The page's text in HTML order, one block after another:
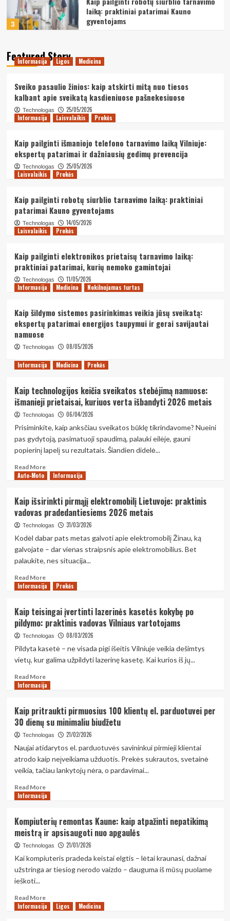
3
laiką: praktiniai patarimai Kauno
gyventojams
Kaip pailginti elektronikos prietaisų
tarnavimo laiką: praktiniai patarimai,
Informacija Medicina Nekilnojamas turtas
Kaip šildymo sistemos pasirinkimas
veikia jūsų sveikatą: ekspertų patarimai
namuose
Informacija Ligos Medicina
Sveiko pasaulio žinios: kaip atskirti
Informacija
Kaip pailginti išmaniojo telefono
prevencija
Laisvalaikis Prekės
Kaip pailginti robotų siurblio tarnavimo
laiką: praktiniai patarimai Kauno
4
Laisvalaikis Prekės
tarnavimo laiką: praktiniai patarimai,
kurių nemoko gamintojai
Kaip šildymo sistemos pasirinkimas
veikia jūsų sveikatą: ekspertų patarimai
energijos taupymui ir gerai savijautai
Featured Story
Informacija Ligos Medicina
Sveiko pasaulio žinios: kaip atskirti mitą nuo tiesos
kalbant apie sveikatą kasdieniuose pašnekesiuose
Technologas
25/05/2026
Informacija
Laisvalaikis Prekės
Kaip pailginti išmaniojo telefono tarnavimo laiką Vilniuje:
ekspertų patarimai ir dažniausių gedimų prevencija
Technologas
25/05/2026
Laisvalaikis
Prekės
Kaip pailginti robotų siurblio tarnavimo laiką: praktiniai
patarimai Kauno gyventojams
Technologas
14/05/2026
Laisvalaikis
Prekės
Kaip pailginti elektronikos prietaisų tarnavimo laiką:
praktiniai patarimai, kurių nemoko gamintojai
Technologas
11/05/2026
Informacija
Medicina Nekilnojamas turtas
Kaip šildymo sistemos pasirinkimas veikia jūsų sveikatą:
ekspertų patarimai energijos taupymui ir gerai savijautai
namuose
Technologas 08/05/2026
Informacija Medicina Prekės
Kaip technologijos keičia sveikatos stebėjimą namuose:
išmanieji prietaisai, kuriuos verta išbandyti 2026 metais
Technologas 06/04/2026
Prisiminkite, kaip anksčiau sveikatos būklę tikrindavome? Nueini
pas gydytoją, pasimatuoji spaudimą, palauki eilėje, gauni
popierinį lapelį su rezultatais. Šiandien didelė...
Read MoreRead
more
technologijos
keičia
sveikatos
namuose:
išmanieji
prietaisai,
verta
išbandyti
metais
Auto-Moto Informacija
Kaip išsirinkti pirmąjį elektromobilį Lietuvoje: praktinis
vadovas pradedantiesiems 2026 metais
Technologas 31/03/2026
Kodėl dabar pats metas galvoti apie elektromobilį Žinau, ką
galvojate – dar vienas straipsnis apie elektromobilius. Bet
palaukite, nes situacija...
Read MoreRead
more
išsirinkti
pirmąjį
elektromobilį
Lietuvoje:
vadovas
2026
Informacija Prekės
Kaip teisingai įvertinti lazerinės kasetės kokybę po
pildymo: praktinis vadovas Vilniaus vartotojams
Technologas 08/03/2026
Pildyta kasetė – ne visada pigi išeitis Vilniuje veikia dešimtys
vietų, kur galima užpildyti lazerinę kasetę. Kai kurios iš jų...
Read MoreRead
more
teisingai
įvertinti
lazerinės
kasetės
kokybę
po
pildymo:
vadovas
Vilniaus
Informacija
Kaip pritraukti pirmuosius 100 klientų el. parduotuvei per
30 dienų su minimaliu biudžetu
Technologas 21/02/2026
Naujai atidarytos el. parduotuvės savininkui pirmieji klientai
atrodo kaip neįveikiama užduotis. Prekės sukrautos, svetainė
veikia, tačiau lankytojų nėra, o pardavimai...
Read MoreRead
more
pritraukti
pirmuosius
100
klientų
parduotuvei
dienų
su
Informacija
Kompiuterių remontas Kaune: kaip atpažinti nepatikimą
meistrą ir apsisaugoti nuo apgaulės
Technologas 21/01/2026
Kai kompiuteris pradeda keistai elgtis – lėtai kraunasi, dažnai
užstringa ar tiesiog nerodo vaizdo – dauguma iš mūsų puolame
ieškoti...
Read MoreRead
more
Informacija Ligos Medicina